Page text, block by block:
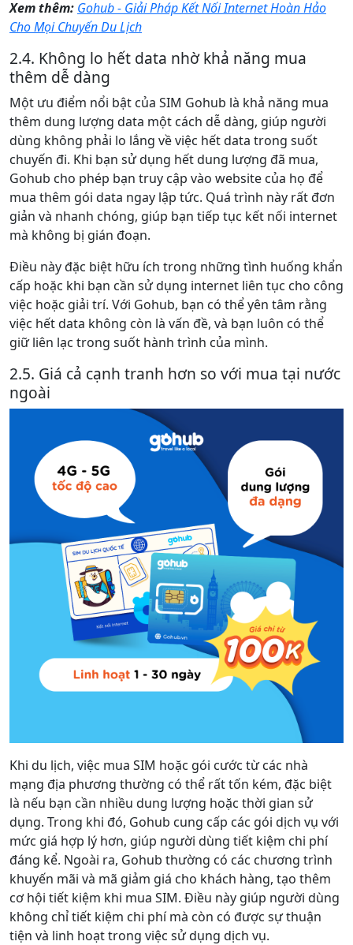
Xem thêm: Gohub - Giải Pháp Kết Nối Internet Hoàn Hảo
Cho Mọi Chuyến Du Lịch
2.4. Không lo hết data nhờ khả năng mua
thêm dễ dàng
Một ưu điểm nổi bật của SIM Gohub là khả năng mua
thêm dung lượng data một cách dễ dàng, giúp người
dùng không phải lo lắng về việc hết data trong suốt
chuyến đi. Khi bạn sử dụng hết dung lượng đã mua,
Gohub cho phép bạn truy cập vào website của họ để
mua thêm gói data ngay lập tức. Quá trình này rất đơn
giản và nhanh chóng, giúp bạn tiếp tục kết nối internet
mà không bị gián đoạn​.
Điều này đặc biệt hữu ích trong những tình huống khẩn
cấp hoặc khi bạn cần sử dụng internet liên tục cho công
việc hoặc giải trí. Với Gohub, bạn có thể yên tâm rằng
việc hết data không còn là vấn đề, và bạn luôn có thể
giữ liên lạc trong suốt hành trình của mình.
2.5. Giá cả cạnh tranh hơn so với mua tại nước
ngoài
Khi du lịch, việc mua SIM hoặc gói cước từ các nhà
mạng địa phương thường có thể rất tốn kém, đặc biệt
là nếu bạn cần nhiều dung lượng hoặc thời gian sử
dụng. Trong khi đó, Gohub cung cấp các gói dịch vụ với
mức giá hợp lý hơn, giúp người dùng tiết kiệm chi phí
đáng kể​. Ngoài ra, Gohub thường có các chương trình
khuyến mãi và mã giảm giá cho khách hàng, tạo thêm
cơ hội tiết kiệm khi mua SIM. Điều này giúp người dùng
không chỉ tiết kiệm chi phí mà còn có được sự thuận
tiện và linh hoạt trong việc sử dụng dịch vụ.​